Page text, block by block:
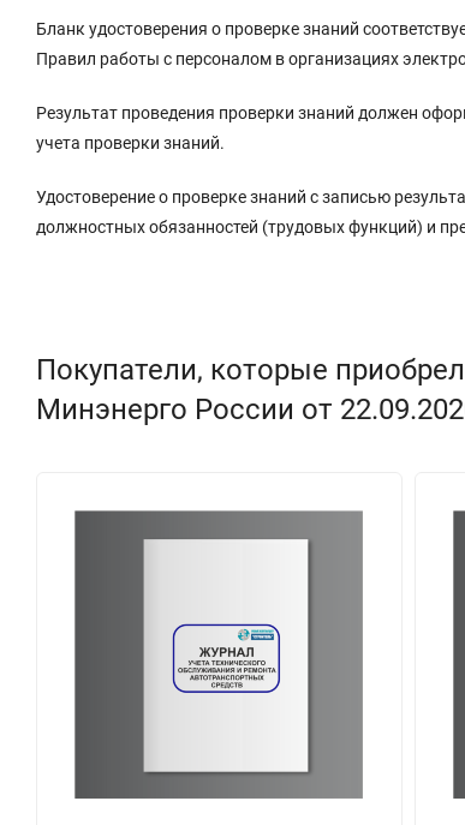
Бланк удостоверения о проверке знаний
Правил работы с персоналом в организациях
Результат проведения проверки знаний должен
учета проверки знаний.
Удостоверение о проверке знаний с записью
должностных обязанностей (трудовых функций) и
Покупатели, которые
Минэнерго России от